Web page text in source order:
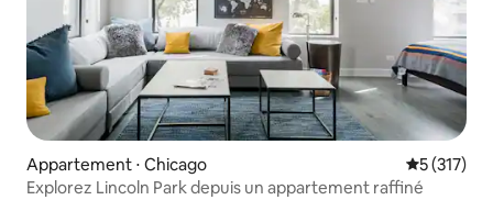
Appartement ⋅ Chicago Évaluation
5 (317)
Explorez Lincoln Park depuis un appartement raffiné